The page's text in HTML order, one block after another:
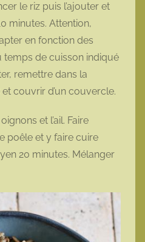
le riz puis l’ajouter et
minutes. Attention,
en fonction des
temps de cuisson indiqué
remettre dans la
couvrir d’un couvercle.
et l’ail. Faire
poêle et y faire cuire
20 minutes. Mélanger